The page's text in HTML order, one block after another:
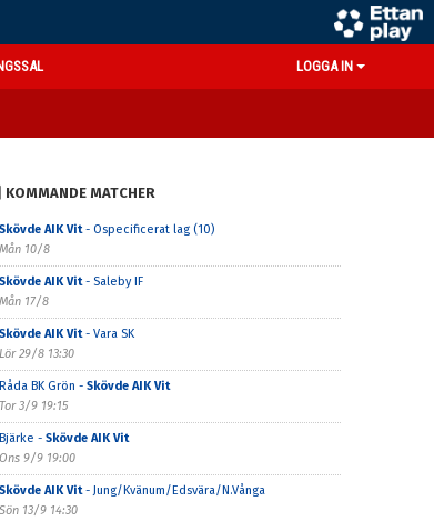
LOGGA IN
KOMMANDE MATCHER
Skövde AIK Vit- Ospecificerat lag (10)
Mån 10/8
Skövde AIK Vit- Saleby IF
Mån 17/8
Skövde AIK Vit- Vara SK
Lör 29/8 13:30
Råda BK Grön -Skövde AIK Vit
Tor 3/9 19:15
Bjärke -Skövde AIK Vit
Ons 9/9 19:00
Skövde AIK Vit- Jung/Kvänum/Edsvära/N.Vånga
Sön 13/9 14:30